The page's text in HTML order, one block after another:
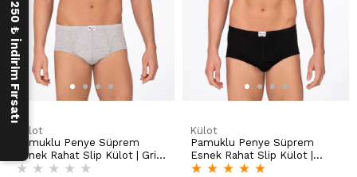
Külot
Pamuklu Penye Süprem
Esnek Rahat Slip Külot | Gri
Melanj K0037
★ ★ ★ ★ ★
Külot
Pamuklu Penye Süprem
Esnek Rahat Slip Külot |
Siyah K0037
★ ★ ★ ★ ★
250 ₺ İndirim Fırsatı